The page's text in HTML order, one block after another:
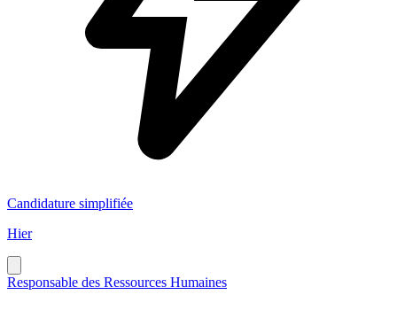
Candidature simplifiée
Hier
Responsable des Ressources Humaines